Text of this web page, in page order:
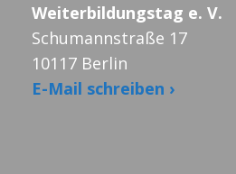
Weiterbildungstag e. V.
Schumannstraße 17
10117 Berlin
E-Mail schreiben ›